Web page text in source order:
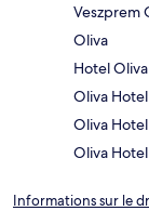
Veszprem
Oliva
Hotel
Oliva
Oliva
Oliva
Informations sur le